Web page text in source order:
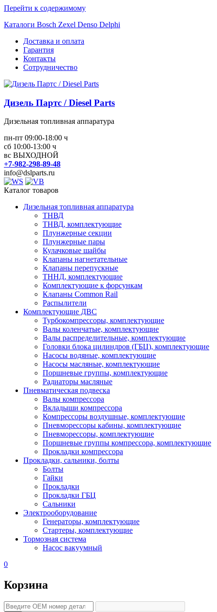
Перейти к содержимому
Каталоги Bosch Zexel Denso Delphi
Доставка и оплата
Гарантия
Контакты
Сотрудничество
Дизель Партс / Diesel Parts
Дизельная топливная аппаратура
пн-пт 09:00-18:00 ч
сб 10:00-13:00 ч
вс ВЫХОДНОЙ
+7-982-298-89-48
info@dslparts.ru
Каталог товаров
Дизельная топливная аппаратура
ТНВД
ТНВД, комплектующие
Плунжерные секции
Плунжерные пары
Кулачковые шайбы
Клапаны нагнетательные
Клапаны перепускные
ТННД, комплектующие
Комплектующие к форсункам
Клапаны Common Rail
Распылители
Комплектующие ДВС
Турбокомпрессоры, комплектующие
Валы коленчатые, комплектующие
Валы распределительные, комплектующие
Головки блока цилиндров (ГБЦ), комплектующие
Насосы водяные, комплектующие
Насосы масляные, комплектующие
Поршневые группы, комплектующие
Радиаторы масляные
Пневматическая подвеска
Валы компрессора
Вкладыши компрессора
Компрессоры воздушные, комплектующие
Пневморессоры кабины, комплектующие
Пневморессоры, комплектующие
Поршневые группы компрессора, комплектующие
Прокладки компрессора
Прокладки, сальники, болты
Болты
Гайки
Прокладки
Прокладки ГБЦ
Сальники
Электрооборудование
Генераторы, комплектующие
Стартеры, комплектующие
Тормозная система
Насос вакуумный
0
Корзина